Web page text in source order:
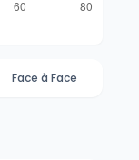
Face à Face